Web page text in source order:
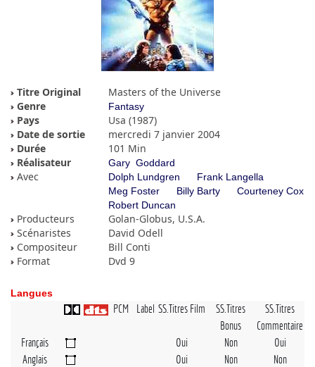
Titre Original
Masters of the Universe
Genre
Fantasy
Pays
Usa (1987)
Date de sortie
mercredi 7 janvier 2004
Durée
101 Min
Réalisateur
Gary Goddard
Avec Dolph Lundgren
Frank Langella
Meg Foster
Billy Barty
Courteney Cox
Robert Duncan
Producteurs
Golan-Globus, U.S.A.
Scénaristes
David Odell
Compositeur
Bill Conti
Format
Dvd 9
Langues
PCM Label SS.Titres Film
SS.Titres
Bonus
SS.Titres
Commentaire
Français
Oui Non
Oui
Anglais
Oui Non
Non